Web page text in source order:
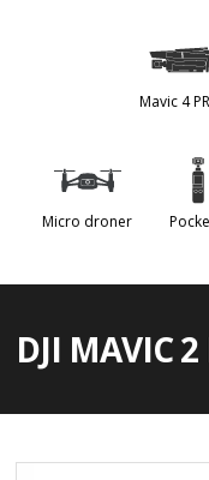
Mavic 4
Micro droner
DJI MAVIC